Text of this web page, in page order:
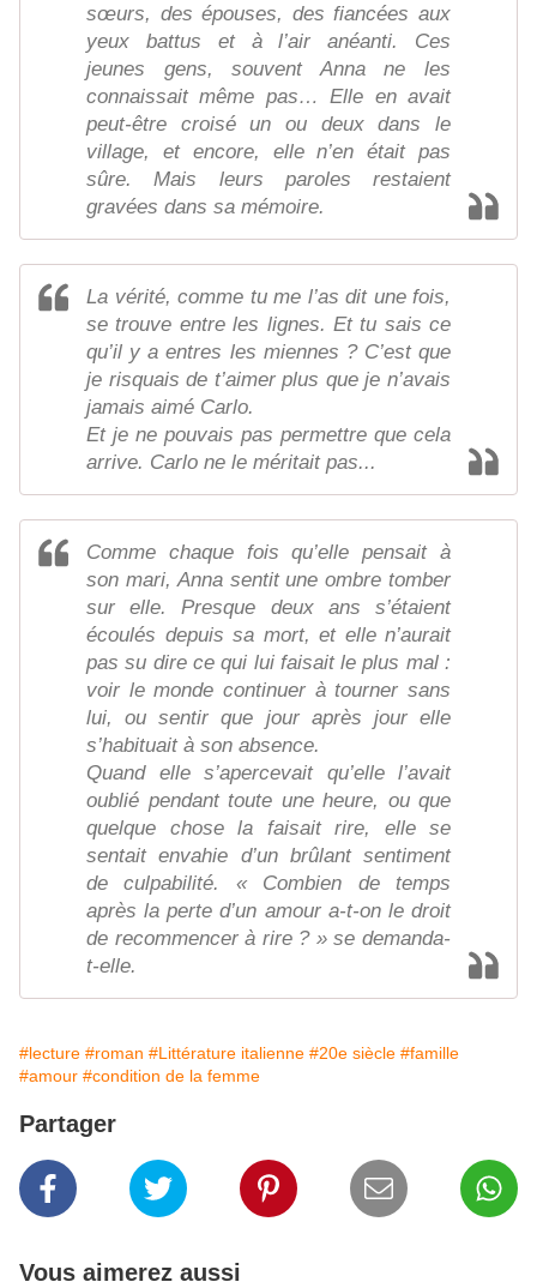
sœurs, des épouses, des fiancées aux
yeux battus et à l’air anéanti. Ces
jeunes gens, souvent Anna ne les
connaissait même pas… Elle en avait
peut-être croisé un ou deux dans le
village, et encore, elle n’en était pas
sûre. Mais leurs paroles restaient
gravées dans sa mémoire.
La vérité, comme tu me l’as dit une fois,
se trouve entre les lignes. Et tu sais ce
qu’il y a entres les miennes ? C’est que
je risquais de t’aimer plus que je n’avais
jamais aimé Carlo.
Et je ne pouvais pas permettre que cela
arrive. Carlo ne le méritait pas...
Comme chaque fois qu’elle pensait à
son mari, Anna sentit une ombre tomber
sur elle. Presque deux ans s’étaient
écoulés depuis sa mort, et elle n’aurait
pas su dire ce qui lui faisait le plus mal :
voir le monde continuer à tourner sans
lui, ou sentir que jour après jour elle
s’habituait à son absence.
Quand elle s’apercevait qu’elle l’avait
oublié pendant toute une heure, ou que
quelque chose la faisait rire, elle se
sentait envahie d’un brûlant sentiment
de culpabilité. « Combien de temps
après la perte d’un amour a-t-on le droit
de recommencer à rire ? » se demanda-
t-elle.
#lecture #roman #Littérature italienne #20e siècle #famille
#amour #condition de la femme
Partager
Vous aimerez aussi